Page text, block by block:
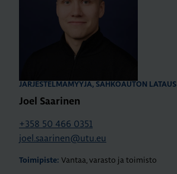
JÄRJESTELMÄMYYJÄ, SÄHKÖAUTON LATAUS
Joel Saarinen
+358 50 466 0351
joel.saarinen@utu.eu
Toimipiste: Vantaa, varasto ja toimisto